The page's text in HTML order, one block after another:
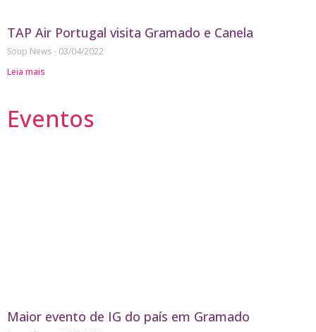
TAP Air Portugal visita Gramado e Canela
Soup News
03/04/2022
Leia mais
Eventos
Maior evento de IG do país em Gramado